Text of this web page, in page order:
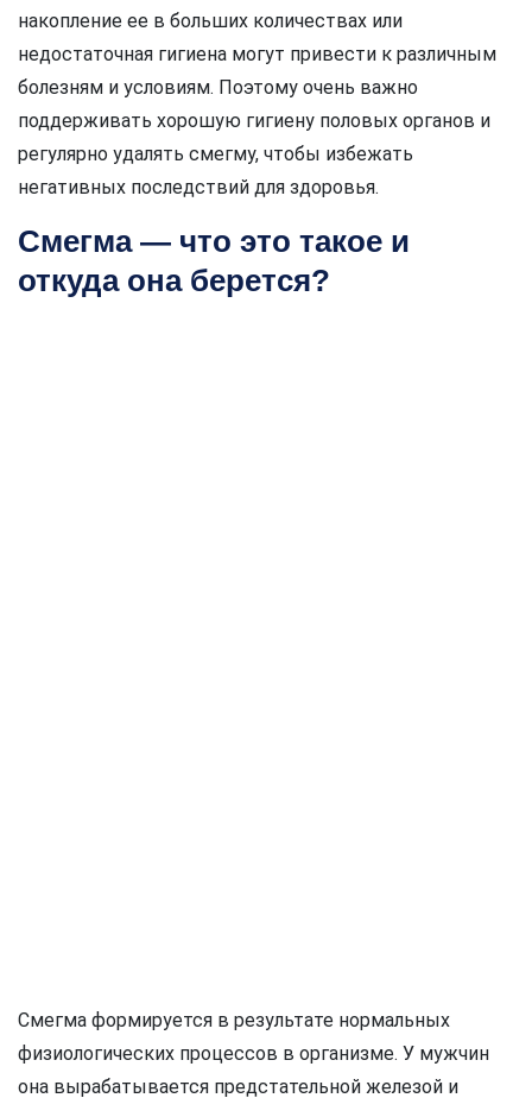
накопление ее в больших количествах или
недостаточная гигиена могут привести к различным
болезням и условиям. Поэтому очень важно
поддерживать хорошую гигиену половых органов и
регулярно удалять смегму, чтобы избежать
негативных последствий для здоровья.
Смегма — что это такое и
откуда она берется?
Смегма формируется в результате нормальных
физиологических процессов в организме. У мужчин
она вырабатывается предстательной железой и